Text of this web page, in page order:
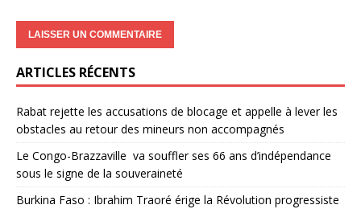
ARTICLES RÉCENTS
Rabat rejette les accusations de blocage et appelle à lever les
obstacles au retour des mineurs non accompagnés
Le Congo-Brazzaville va souffler ses 66 ans d’indépendance
sous le signe de la souveraineté
Burkina Faso : Ibrahim Traoré érige la Révolution progressiste